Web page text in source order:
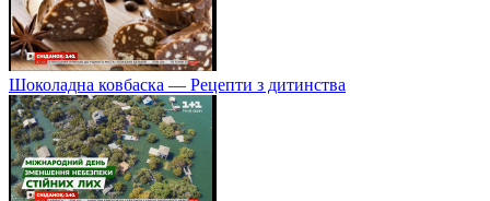
Шоколадна ковбаска — Рецепти з дитинства